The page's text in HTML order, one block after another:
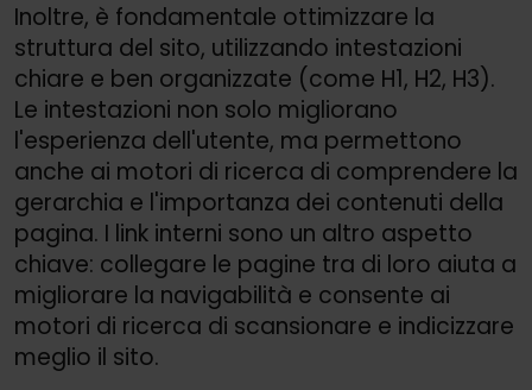
Inoltre, è fondamentale ottimizzare la
struttura del sito, utilizzando intestazioni
chiare e ben organizzate (come H1, H2, H3).
Le intestazioni non solo migliorano
l'esperienza dell'utente, ma permettono
anche ai motori di ricerca di comprendere la
gerarchia e l'importanza dei contenuti della
pagina. I link interni sono un altro aspetto
chiave: collegare le pagine tra di loro aiuta a
migliorare la navigabilità e consente ai
motori di ricerca di scansionare e indicizzare
meglio il sito.